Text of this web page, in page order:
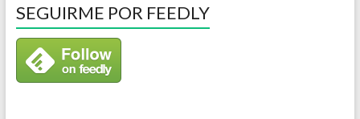
SEGUIRME POR FEEDLY